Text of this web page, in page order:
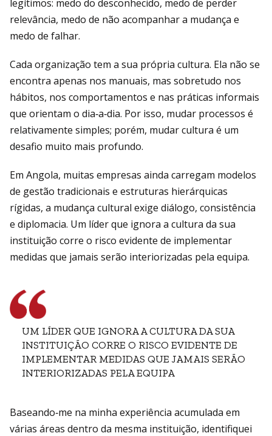
legítimos: medo do desconhecido, medo de perder
relevância, medo de não acompanhar a mudança e
medo de falhar.
Cada organização tem a sua própria cultura. Ela não se
encontra apenas nos manuais, mas sobretudo nos
hábitos, nos comportamentos e nas práticas informais
que orientam o dia‑a‑dia. Por isso, mudar processos é
relativamente simples; porém, mudar cultura é um
desafio muito mais profundo.
Em Angola, muitas empresas ainda carregam modelos
de gestão tradicionais e estruturas hierárquicas
rígidas, a mudança cultural exige diálogo, consistência
e diplomacia. Um líder que ignora a cultura da sua
instituição corre o risco evidente de implementar
medidas que jamais serão interiorizadas pela equipa.
UM LÍDER QUE IGNORA A CULTURA DA SUA
INSTITUIÇÃO CORRE O RISCO EVIDENTE DE
IMPLEMENTAR MEDIDAS QUE JAMAIS SERÃO
INTERIORIZADAS PELA EQUIPA
Baseando‑me na minha experiência acumulada em
várias áreas dentro da mesma instituição, identifiquei